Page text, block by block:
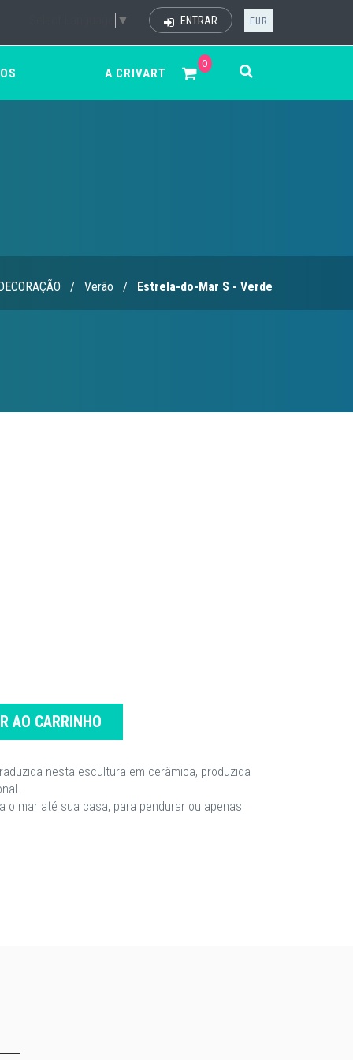
▼ ENTRAR EUR
0
A CRIVART
/ Verão / Estrela-do-Mar S - Verde
AO CARRINHO
nesta escultura em cerâmica, produzida
o mar até sua casa, para pendurar ou apenas